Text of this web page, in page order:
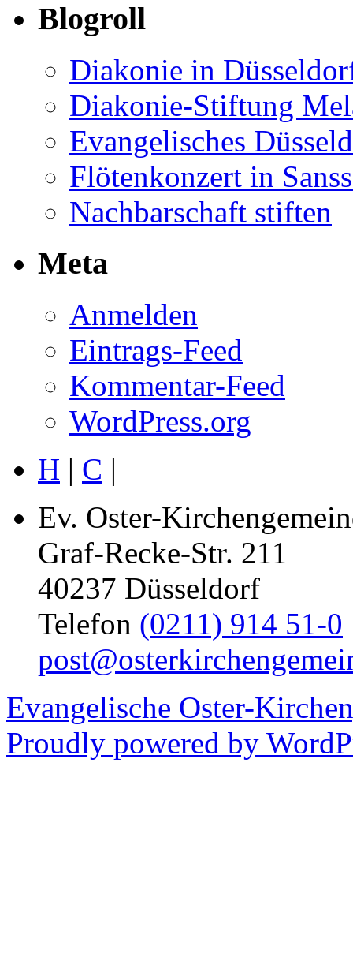
Blogroll
Diakonie in
Diakonie-Stiftung
Evangelisches
Flötenkonzert in
Nachbarschaft stiften
Meta
Anmelden
Eintrags-Feed
Kommentar-Feed
WordPress.org
H | C |
Ev. Oster-
Graf-Recke-Str. 211
40237 Düsseldorf
Telefon (0211) 914 51-0
Evangelische Oster-
Proudly powered by